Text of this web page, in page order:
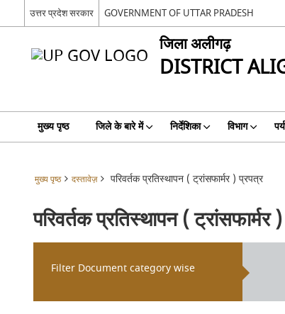
उत्तर प्रदेश सरकार GOVERNMENT OF UTTAR PRADESH
जिला अलीगढ़
DISTRICT
मुख्य पृष्ठ जिले के बारे में निर्देशिका विभाग
मुख्य पृष्ठ दस्तावेज़ परिवर्तक प्रतिस्थापन ( ट्रांसफार्मर ) प्रपत्र
परिवर्तक प्रतिस्थापन ( ट्रांसफार्मर
Filter Document category wise